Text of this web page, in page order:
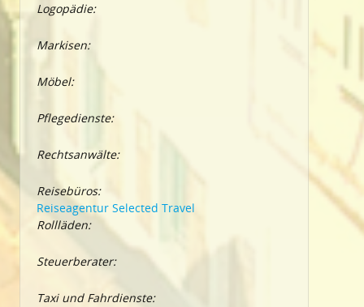
Logopädie:
Markisen:
Möbel:
Pflegedienste:
Rechtsanwälte:
Reisebüros:
Reiseagentur Selected Travel
Rollläden:
Steuerberater:
Taxi und Fahrdienste: